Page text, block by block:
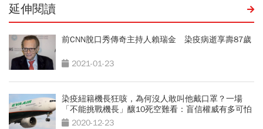
延伸閱讀
前CNN脫口秀傳奇主持人賴瑞金 染疫病逝享壽87歲
2021-01-23
染疫紐籍機長狂咳，為何沒人敢叫他戴口罩？一場
「不能挑戰機長」釀10死空難看：盲信權威有多可怕
2020-12-23